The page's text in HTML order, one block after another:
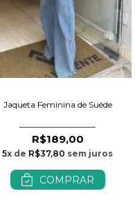
Jaqueta Feminina de Suéde
R$189,00
5x de R$37,80 sem juros
COMPRAR